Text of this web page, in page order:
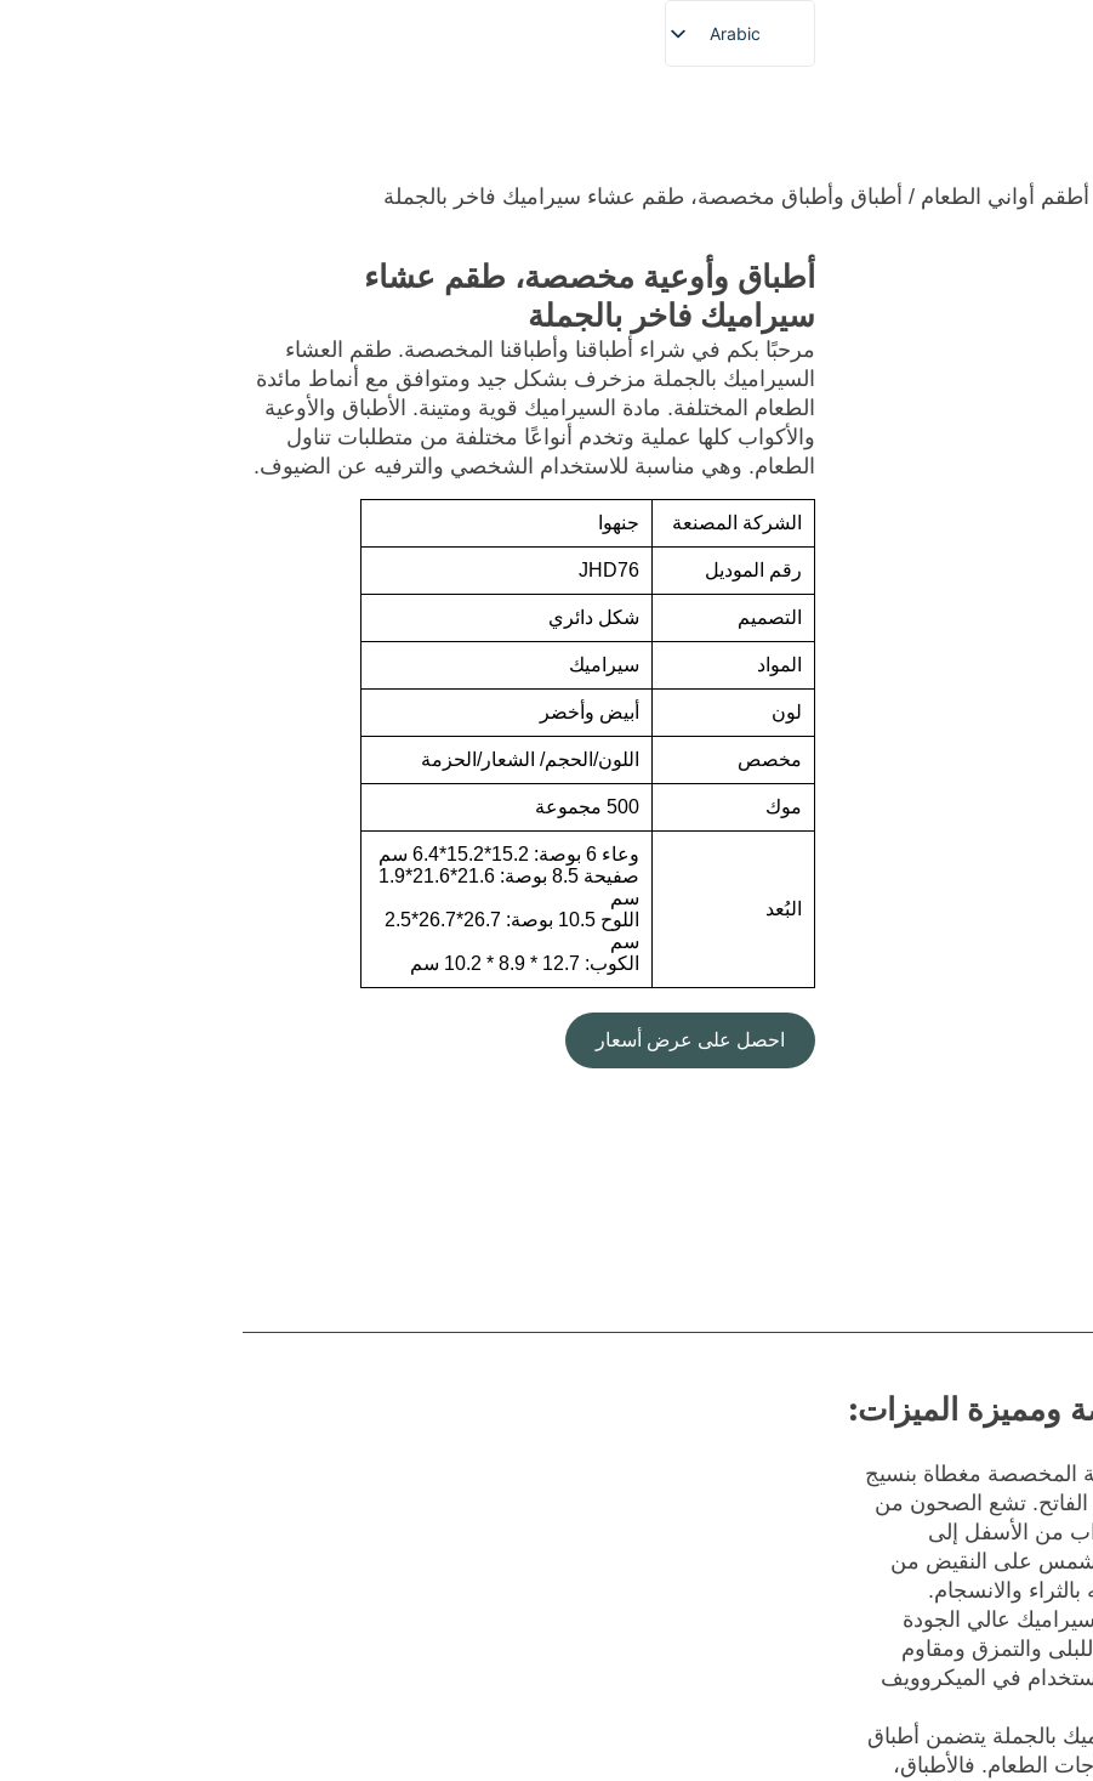
Arabic
English
Spanish
Japanese
Korean
أطقم أواني الطعام / أطباق وأطباق مخصصة، طقم عشاء سيراميك فاخر بالجملة
أطباق وأوعية مخصصة، طقم عشاء
سيراميك فاخر بالجملة
مرحبًا بكم في شراء أطباقنا وأطباقنا المخصصة. طقم العشاء
السيراميك بالجملة مزخرف بشكل جيد ومتوافق مع أنماط مائدة
الطعام المختلفة. مادة السيراميك قوية ومتينة. الأطباق والأوعية
والأكواب كلها عملية وتخدم أنواعًا مختلفة من متطلبات تناول
الطعام. وهي مناسبة للاستخدام الشخصي والترفيه عن الضيوف.
الشركة المصنعة جنهوا
رقم الموديل JHD76
التصميم شكل دائري
المواد سيراميك
لون أبيض وأخضر
مخصص اللون/الحجم/ الشعار/الحزمة
موك 500 مجموعة
البُعد
وعاء 6 بوصة: 15.2*15.2*6.4 سم
صفيحة 8.5 بوصة: 21.6*21.6*1.9
سم
اللوح 10.5 بوصة: 26.7*26.7*2.5
سم
الكوب: 12.7 * 8.9 * 10.2 سم
احصل على عرض أسعار
الميزات:
المخصصة مغطاة بنسيج
الفاتح. تشع الصحون من
من الأسفل إلى
على النقيض من
والانسجام.
عالي الجودة
والتمزق ومقاوم
في الميكروويف
بالجملة يتضمن أطباق
الطعام. فالأطباق،